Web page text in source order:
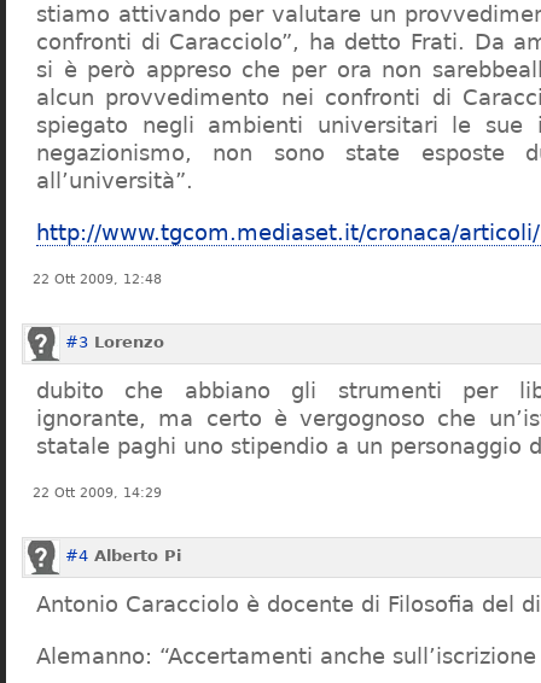
stiamo attivando per valutare un
confronti di Caracciolo”, ha detto Frati. Da
si è però appreso che per ora non
alcun provvedimento nei confronti di
spiegato negli ambienti universitari le sue
negazionismo, non sono state esposte
all’università”.
http://www.tgcom.mediaset.it/cronaca/
22 Ott 2009, 12:48
#3 Lorenzo
dubito che abbiano gli strumenti per
ignorante, ma certo è vergognoso che
statale paghi uno stipendio a un personaggio
22 Ott 2009, 14:29
#4 Alberto Pi
Antonio Caracciolo è docente di Filosofia del
Alemanno: “Accertamenti anche